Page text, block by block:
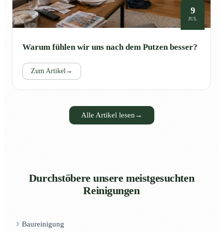
9
JUL
Warum fühlen wir uns nach dem Putzen besser?
Zum Artikel →
Alle Artikel lesen →
Durchstöbere unsere meistgesuchten
Reinigungen
Baureinigung